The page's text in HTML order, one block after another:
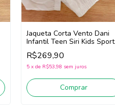
Jaqueta Corta Vento Dani
Infantil Teen Siri Kids Sport
Diversão 44695 (Branco)
R$269,90
5 x de R$53,98 sem juros
Comprar